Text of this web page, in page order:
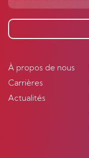
À propos de nous
Carrières
Actualités